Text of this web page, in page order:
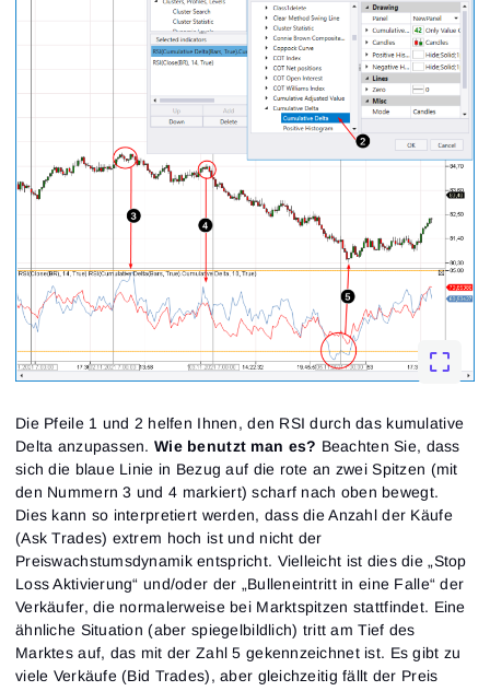
Die Pfeile 1 und 2 helfen Ihnen, den RSI durch das kumulative
Delta anzupassen.Wie benutzt man es? Beachten Sie, dass
sich die blaue Linie in Bezug auf die rote an zwei Spitzen (mit
den Nummern 3 und 4 markiert) scharf nach oben bewegt.
Dies kann so interpretiert werden, dass die Anzahl der Käufe
(Ask Trades) extrem hoch ist und nicht der
Preiswachstumsdynamik entspricht. Vielleicht ist dies die „Stop
Loss Aktivierung“ und/oder der „Bulleneintritt in eine Falle“ der
Verkäufer, die normalerweise bei Marktspitzen stattfindet. Eine
ähnliche Situation (aber spiegelbildlich) tritt am Tief des
Marktes auf, das mit der Zahl 5 gekennzeichnet ist. Es gibt zu
viele Verkäufe (Bid Trades), aber gleichzeitig fällt der Preis